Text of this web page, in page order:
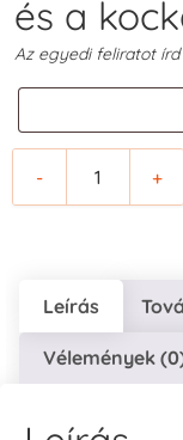
és a
Az egyedi feliratot írd
- +
Leírás
Vélemények